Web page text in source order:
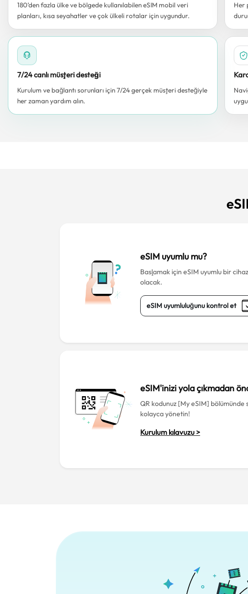
180’den fazla ülke ve bölgede kullanılabilen eSIM mobil veri
planları, kısa seyahatler ve çok ülkeli rotalar için uygundur.
Her
7/24 canlı müşteri desteği
Kurulum ve bağlantı sorunları için 7/24 gerçek müşteri desteğiyle
her zaman yardım alın.
eSIM uyumlu mu?
Başlamak için eSIM uyumlu bir
olacak.
eSIM uyumluluğunu kontrol et
eSIM'inizi yola çıkmadan
QR kodunuz [My eSIM] bölümünde
kolayca yönetin!
Kurulum kılavuzu >